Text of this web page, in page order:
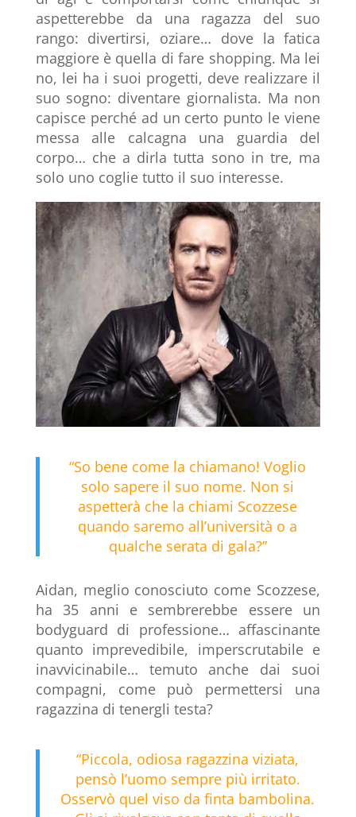
aspetterebbe da una ragazza del suo
rango: divertirsi, oziare… dove la fatica
maggiore è quella di fare shopping. Ma lei
no, lei ha i suoi progetti, deve realizzare il
suo sogno: diventare giornalista. Ma non
capisce perché ad un certo punto le viene
messa alle calcagna una guardia del
corpo… che a dirla tutta sono in tre, ma
solo uno coglie tutto il suo interesse.
“So bene come la chiamano! Voglio
solo sapere il suo nome. Non si
aspetterà che la chiami Scozzese
quando saremo all’università o a
qualche serata di gala?”
Aidan, meglio conosciuto come Scozzese,
ha 35 anni e sembrerebbe essere un
bodyguard di professione… affascinante
quanto imprevedibile, imperscrutabile e
inavvicinabile… temuto anche dai suoi
compagni, come può permettersi una
ragazzina di tenergli testa?
“Piccola, odiosa ragazzina viziata,
pensò l’uomo sempre più irritato.
Osservò quel viso da finta bambolina.